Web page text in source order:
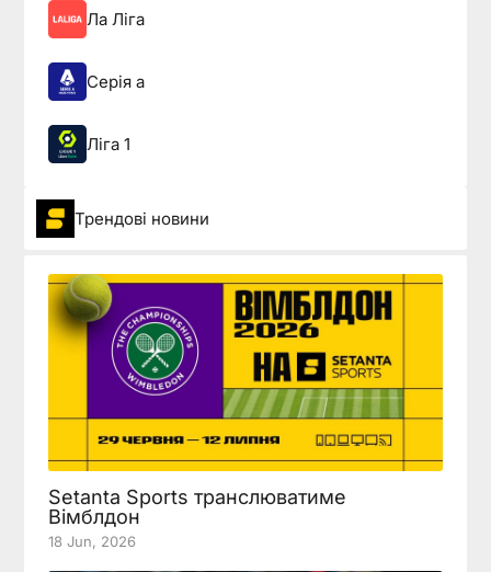
Ла Ліга
Серія а
Ліга 1
Трендові новини
Setanta Sports транслюватиме
Вімблдон
18 Jun, 2026